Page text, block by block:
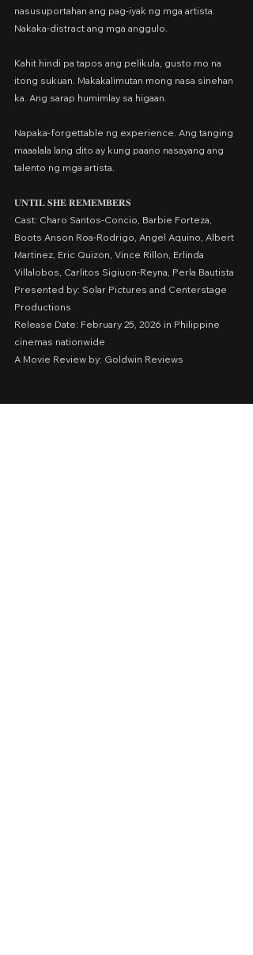
nasusuportahan ang pag-iyak ng mga artista.
Nakaka-distract ang mga anggulo.
Kahit hindi pa tapos ang pelikula, gusto mo na
itong sukuan. Makakalimutan mong nasa sinehan
ka. Ang sarap humimlay sa higaan.
Napaka-forgettable ng experience. Ang tanging
maaalala lang dito ay kung paano nasayang ang
talento ng mga artista.
𝐔𝐍𝐓𝐈𝐋 𝐒𝐇𝐄 𝐑𝐄𝐌𝐄𝐌𝐁𝐄𝐑𝐒
Cast: Charo Santos-Concio, Barbie Forteza,
Boots Anson Roa-Rodrigo, Angel Aquino, Albert
Martinez, Eric Quizon, Vince Rillon, Erlinda
Villalobos, Carlitos Sigiuon-Reyna, Perla Bautista
Presented by: Solar Pictures and Centerstage
Productions
Release Date: February 25, 2026 in Philippine
cinemas nationwide
A Movie Review by: Goldwin Reviews